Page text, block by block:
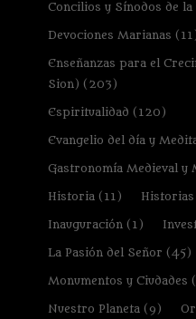
Concilios y Sínodos de la
Devociones Marianas
Enseñanzas para el
Sion) (203)
Espiritualidad (120)
Evangelio del día y
Gastronomía Medieval y
Historia(11)
Inauguración(1)
La Pasión del Señor (45)
Monumentos y Ciudades
Nuestro Planeta(9)